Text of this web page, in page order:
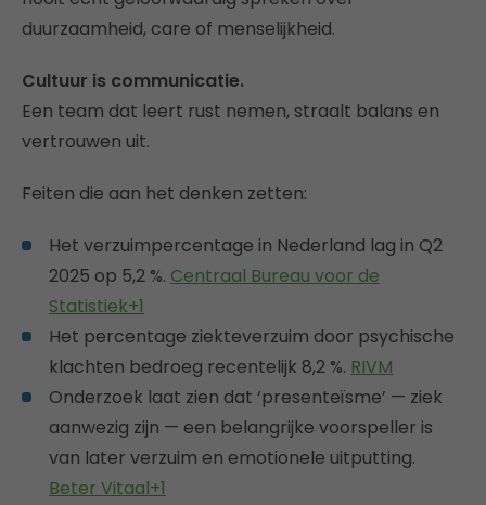
duurzaamheid, care of menselijkheid.
Cultuur is communicatie.
Een team dat leert rust nemen, straalt balans en
vertrouwen uit.
Feiten die aan het denken zetten:
Het verzuimpercentage in Nederland lag in Q2
2025 op 5,2 %. Centraal Bureau voor de
Statistiek+1
Het percentage ziekteverzuim door psychische
klachten bedroeg recentelijk 8,2 %. RIVM
Onderzoek laat zien dat ‘presenteïsme’ — ziek
aanwezig zijn — een belangrijke voorspeller is
van later verzuim en emotionele uitputting.
Beter Vitaal+1